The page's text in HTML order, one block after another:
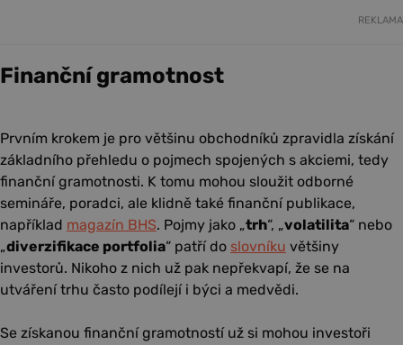
REKLAMA
Finanční gramotnost
Prvním krokem je pro většinu obchodníků zpravidla získání
základního přehledu o pojmech spojených s akciemi, tedy
finanční gramotnosti. K tomu mohou sloužit odborné
semináře, poradci, ale klidně také finanční publikace,
například magazín BHS. Pojmy jako „trh“, „volatilita“ nebo
„diverzifikace portfolia“ patří do slovníku většiny
investorů. Nikoho z nich už pak nepřekvapí, že se na
utváření trhu často podílejí i býci a medvědi.
Se získanou finanční gramotností už si mohou investoři